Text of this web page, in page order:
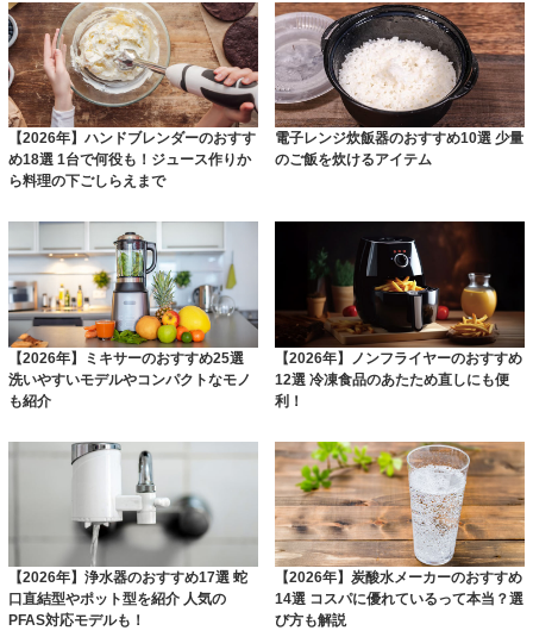
【2026年】ハンドブレンダーのおすす
め18選 1台で何役も！ジュース作りか
ら料理の下ごしらえまで
電子レンジ炊飯器のおすすめ10選 少量
のご飯を炊けるアイテム
【2026年】ミキサーのおすすめ25選
洗いやすいモデルやコンパクトなモノ
も紹介
【2026年】ノンフライヤーのおすすめ
12選 冷凍食品のあたため直しにも便
利！
【2026年】浄水器のおすすめ17選 蛇
口直結型やポット型を紹介 人気の
PFAS対応モデルも！
【2026年】炭酸水メーカーのおすすめ
14選 コスパに優れているって本当？選
び方も解説